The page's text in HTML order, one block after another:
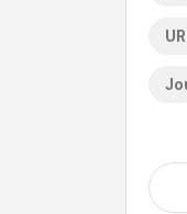
URI